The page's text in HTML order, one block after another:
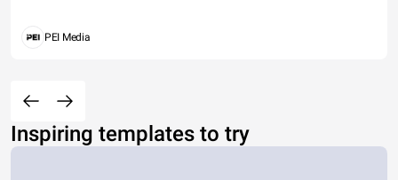
PEI Media
Inspiring templates to try